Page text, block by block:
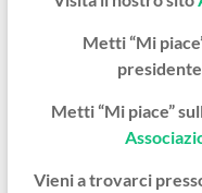
Metti “Mi
presidente
Metti “Mi piace”
Vieni a trovarci